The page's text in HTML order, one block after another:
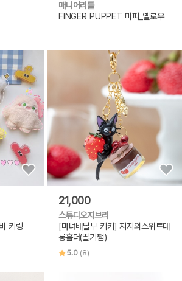
매니어리틀
FINGER PUPPET 미피_옐로우
키링
21,000
스튜디오지브리
[마녀배달부 키키] 지지의스위트대
롱홀더(딸기쨈)
5.0 (8)